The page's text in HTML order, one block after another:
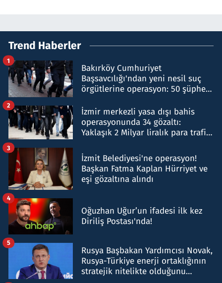
Trend Haberler
Bakırköy Cumhuriyet
Başsavcılığı'ndan yeni nesil suç
örgütlerine operasyon: 50 şüpheli
1
İzmir merkezli yasa dışı bahis
operasyonunda 34 gözaltı:
Yaklaşık 2 Milyar liralık para trafiği
2
İzmit Belediyesi'ne operasyon!
Başkan Fatma Kaplan Hürriyet ve
eşi gözaltına alındı
3
Oğuzhan Uğur’un ifadesi ilk kez
Diriliş Postası'nda!
4
Rusya Başbakan Yardımcısı Novak,
Rusya-Türkiye enerji ortaklığının
stratejik nitelikte olduğunu
5